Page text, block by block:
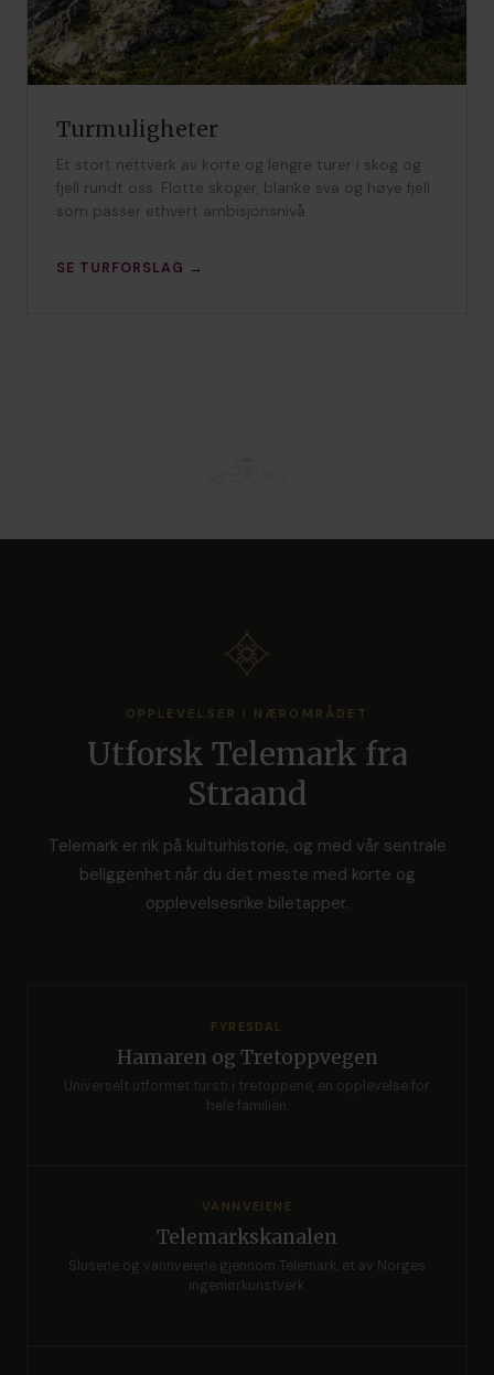
Turmuligheter
Et stort nettverk av korte og lengre turer i skog og
fjell rundt oss. Flotte skoger, blanke sva og høye fjell
som passer ethvert ambisjonsnivå.
SE TURFORSLAG →
OPPLEVELSER I NÆROMRÅDET
Utforsk Telemark fra
Straand
Telemark er rik på kulturhistorie, og med vår sentrale
beliggenhet når du det meste med korte og
opplevelsesrike biletapper.
FYRESDAL
Hamaren og Tretoppvegen
Universelt utformet tursti i tretoppene, en opplevelse for
hele familien.
VANNVEIENE
Telemarkskanalen
Slusene og vannveiene gjennom Telemark, et av Norges
ingeniørkunstverk.